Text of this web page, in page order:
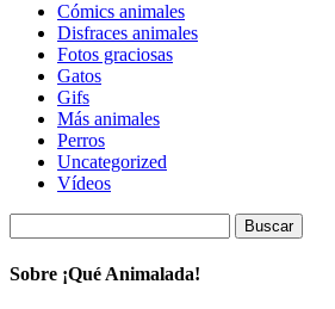
Cómics animales
Disfraces animales
Fotos graciosas
Gatos
Gifs
Más animales
Perros
Uncategorized
Vídeos
Sobre ¡Qué Animalada!